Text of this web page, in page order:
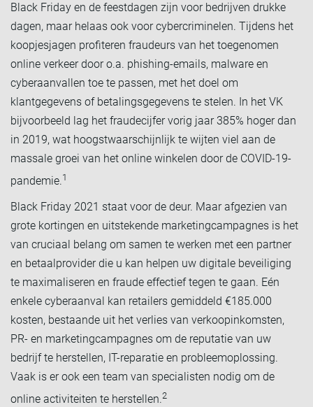
Black Friday en de feestdagen zijn voor bedrijven drukke
dagen, maar helaas ook voor cybercriminelen. Tijdens het
koopjesjagen profiteren fraudeurs van het toegenomen
online verkeer door o.a. phishing-emails, malware en
cyberaanvallen toe te passen, met het doel om
klantgegevens of betalingsgegevens te stelen. In het VK
bijvoorbeeld lag het fraudecijfer vorig jaar 385% hoger dan
in 2019, wat hoogstwaarschijnlijk te wijten viel aan de
massale groei van het online winkelen door de COVID-19-
pandemie.1
Black Friday 2021 staat voor de deur. Maar afgezien van
grote kortingen en uitstekende marketingcampagnes is het
van cruciaal belang om samen te werken met een partner
en betaalprovider die u kan helpen uw digitale beveiliging
te maximaliseren en fraude effectief tegen te gaan. Eén
enkele cyberaanval kan retailers gemiddeld €185.000
kosten, bestaande uit het verlies van verkoopinkomsten,
PR- en marketingcampagnes om de reputatie van uw
bedrijf te herstellen, IT-reparatie en probleemoplossing.
Vaak is er ook een team van specialisten nodig om de
online activiteiten te herstellen.2